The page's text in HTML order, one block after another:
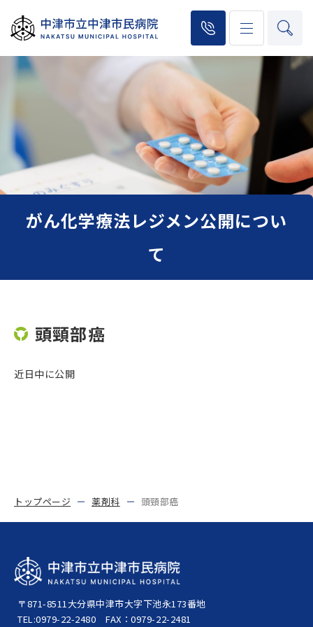
がん化学療法レジメン公開につい
て
頭頸部癌
近日中に公開
トップページ 薬剤科 頭頸部癌
〒871-8511大分県中津市大字下池永173番地
TEL:0979-22-2480
FAX：0979-22-2481